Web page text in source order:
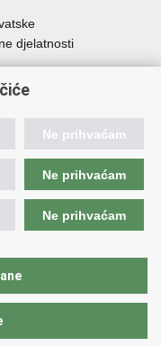
djelatnosti
usluga
Tuđman
Ne prihvaćam
Ne prihvaćam
Ne prihvaćam